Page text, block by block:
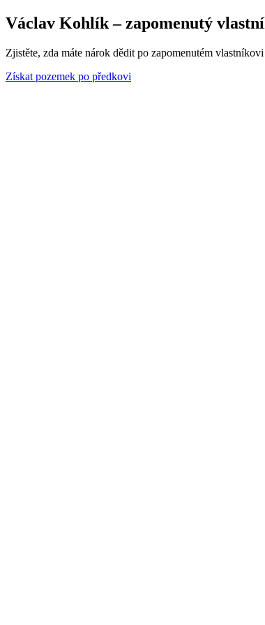
Václav Kohlík – zapomenutý
Zjistěte, zda máte nárok dědit po zapomenutém
Získat pozemek po předkovi